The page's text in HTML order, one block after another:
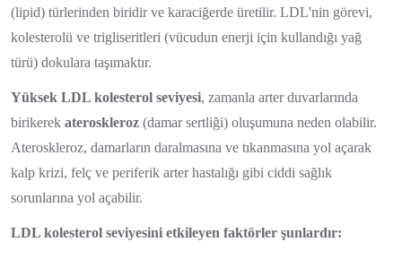
(lipid) türlerinden biridir ve karaciğerde üretilir. LDL'nin görevi,
kolesterolü ve trigliseritleri (vücudun enerji için kullandığı yağ
türü) dokulara taşımaktır.
Yüksek LDL kolesterol seviyesi, zamanla arter duvarlarında
birikerek ateroskleroz (damar sertliği) oluşumuna neden olabilir.
Ateroskleroz, damarların daralmasına ve tıkanmasına yol açarak
kalp krizi, felç ve periferik arter hastalığı gibi ciddi sağlık
sorunlarına yol açabilir.
LDL kolesterol seviyesini etkileyen faktörler şunlardır: